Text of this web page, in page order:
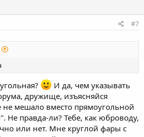
#7
И да, чем указывать
дружище, изъясняйся
не мешало вместо прямоугольной
Не правда-ли? Тебе, как юброводу,
или нет. Мне круглой фары с